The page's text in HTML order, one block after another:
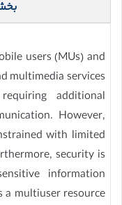
users (MUs) and
multimedia services
additional
However,
with limited
security is
information
a multiuser resource